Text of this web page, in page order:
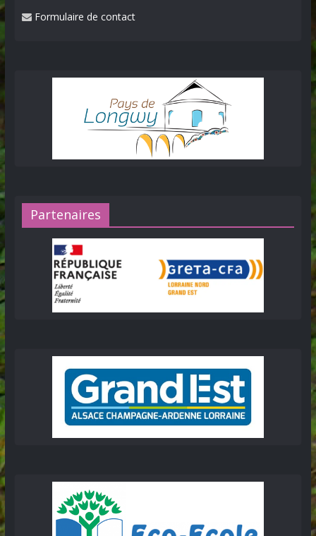
Formulaire de contact
Partenaires